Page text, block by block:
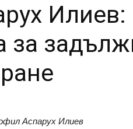
Илиев:
за
Аспарух Илиев